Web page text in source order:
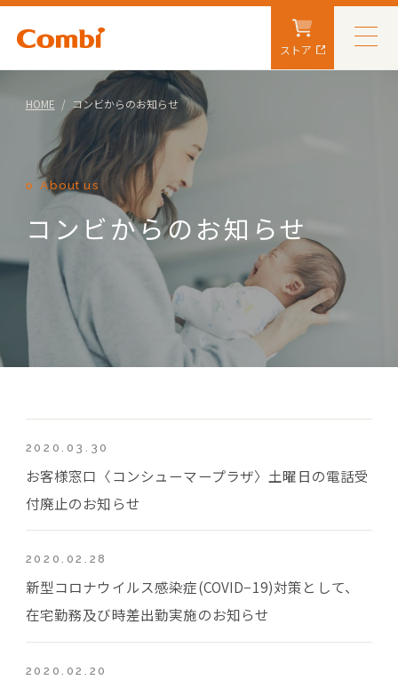
ストア
HOME コンビからのお知らせ
About us
コンビからのお知らせ
2020.03.30
お客様窓口〈コンシューマープラザ〉土曜日の電話受
付廃止のお知らせ
2020.02.28
新型コロナウイルス感染症(COVID−19)対策として、
在宅勤務及び時差出勤実施のお知らせ
2020.02.20